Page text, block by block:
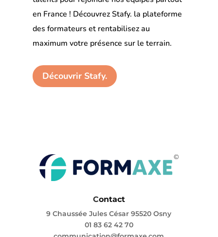
en France ! Découvrez Stafy. la plateforme
des formateurs et rentabilisez au
maximum votre présence sur le terrain.
Découvrir Stafy.
Contact
9 Chaussée Jules César 95520 Osny
01 83 62 42 70